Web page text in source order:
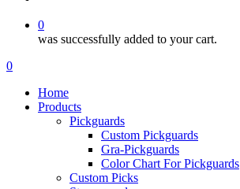
0
was successfully added to your cart.
Menu
search
account
0
Home
Products
Pickguards
Custom Pickguards
Gra-Pickguards
Color Chart For Pickguards
Custom Picks